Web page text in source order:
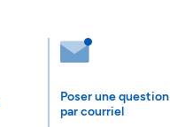
Poser une question
par courriel